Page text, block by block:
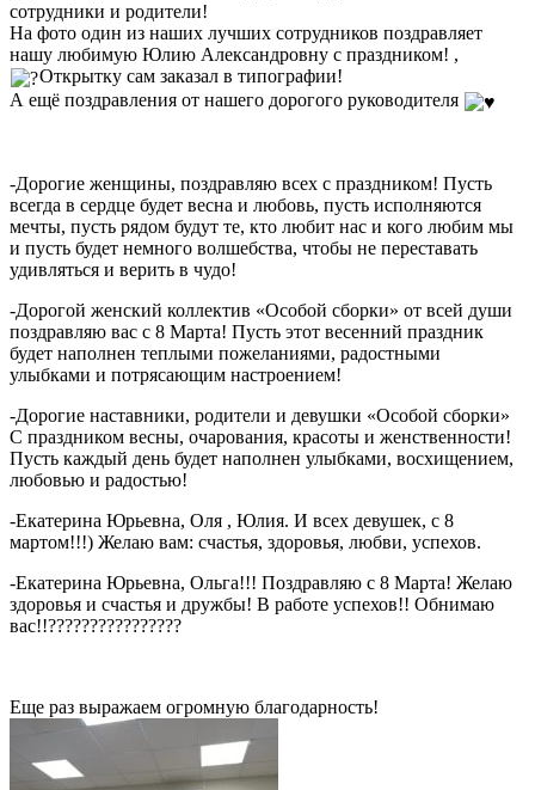
сотрудники и родители!
На фото один из наших лучших сотрудников поздравляет
нашу любимую Юлию Александровну с праздником! ,
Открытку сам заказал в типографии!
А ещё поздравления от нашего дорогого руководителя
-Дорогие женщины, поздравляю всех с праздником! Пусть
всегда в сердце будет весна и любовь, пусть исполняются
мечты, пусть рядом будут те, кто любит нас и кого любим мы
и пусть будет немного волшебства, чтобы не переставать
удивляться и верить в чудо!
-Дорогой женский коллектив «Особой сборки» от всей души
поздравляю вас с 8 Марта! Пусть этот весенний праздник
будет наполнен теплыми пожеланиями, радостными
улыбками и потрясающим настроением!
-Дорогие наставники, родители и девушки «Особой сборки»
С праздником весны, очарования, красоты и женственности!
Пусть каждый день будет наполнен улыбками, восхищением,
любовью и радостью!
-Екатерина Юрьевна, Оля , Юлия. И всех девушек, с 8
мартом!!!) Желаю вам: счастья, здоровья, любви, успехов.
-Екатерина Юрьевна, Ольга!!! Поздравляю с 8 Марта! Желаю
здоровья и счастья и дружбы! В работе успехов!! Обнимаю
вас!!????????????????
Еще раз выражаем огромную благодарность!